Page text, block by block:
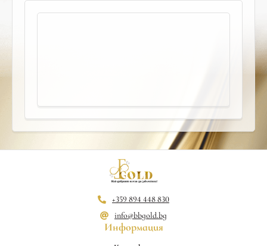
+359 894 448 830
info@bbgold.bg
Информация